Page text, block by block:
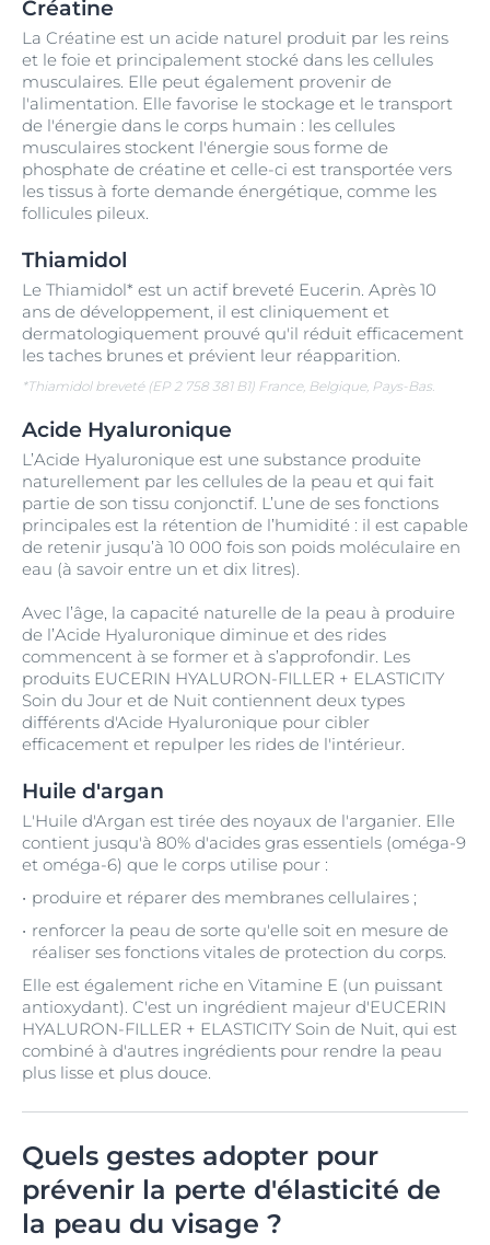
Créatine
La Créatine est un acide naturel produit par les reins
et le foie et principalement stocké dans les cellules
musculaires. Elle peut également provenir de
l'alimentation. Elle favorise le stockage et le transport
de l'énergie dans le corps humain : les cellules
musculaires stockent l'énergie sous forme de
phosphate de créatine et celle-ci est transportée vers
les tissus à forte demande énergétique, comme les
follicules pileux.
Thiamidol
Le Thiamidol* est un actif breveté Eucerin. Après 10
ans de développement, il est cliniquement et
dermatologiquement prouvé qu'il réduit efficacement
les taches brunes et prévient leur réapparition.
*Thiamidol breveté (EP 2 758 381 B1) France, Belgique, Pays-Bas.
Acide Hyaluronique
L’Acide Hyaluronique est une substance produite
naturellement par les cellules de la peau et qui fait
partie de son tissu conjonctif. L’une de ses fonctions
principales est la rétention de l’humidité : il est capable
de retenir jusqu’à 10 000 fois son poids moléculaire en
eau (à savoir entre un et dix litres).
Avec l’âge, la capacité naturelle de la peau à produire
de l’Acide Hyaluronique diminue et des rides
commencent à se former et à s’approfondir. Les
produits EUCERIN HYALURON-FILLER + ELASTICITY
Soin du Jour et de Nuit contiennent deux types
différents d'Acide Hyaluronique pour cibler
efficacement et repulper les rides de l'intérieur.
Huile d'argan
L'Huile d'Argan est tirée des noyaux de l'arganier. Elle
contient jusqu'à 80% d'acides gras essentiels (oméga-9
et oméga-6) que le corps utilise pour :
produire et réparer des membranes cellulaires ;
renforcer la peau de sorte qu'elle soit en mesure de
réaliser ses fonctions vitales de protection du corps.
Elle est également riche en Vitamine E (un puissant
antioxydant). C'est un ingrédient majeur d'EUCERIN
HYALURON-FILLER + ELASTICITY Soin de Nuit, qui est
combiné à d'autres ingrédients pour rendre la peau
plus lisse et plus douce.
Quels gestes adopter pour
prévenir la perte d'élasticité de
la peau du visage ?